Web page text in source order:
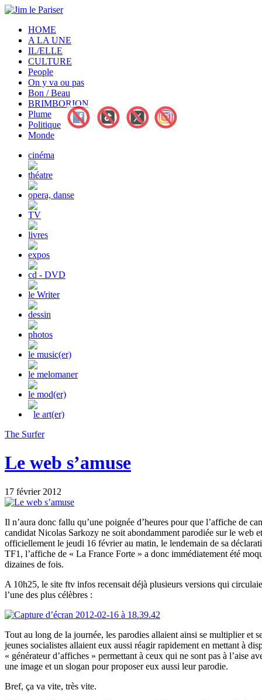
HOME
A LA UNE
IL/ELLE
CULTURE
People
On y va ou pas
Bon / Beau
BRIMBORION
Plume
Politique
Monde
cinéma
théatre
opera, danse
TV
livres
expos
cd - DVD
le Writer
dessin
photos
le music(er)
le melomaner
le mod(er)
le art(er)
The Surfer
Le web s’amuse
17 février 2012
Il n’aura donc fallu qu’une poignée d’heures pour que l’affiche de
candidat Nicolas Sarkozy ne soit abondamment parodiée sur le web
officiellement le jeudi 16 février au matin, le lendemain de sa
TF1, l’affiche de « La France Forte » a donc immédiatement été
dizaines de fois.
A 10h25, le site ftv infos recensait déjà plusieurs versions qui
l’une des plus célèbres :
Tout au long de la journée, les parodies allaient ainsi se multiplier et
jeunes socialistes allaient eux aussi réagir rapidement en mettant à
« générateur d’affiches » permettant à ceux qui ne sont pas à l’aise
une image et un slogan pour proposer eux aussi leur parodie.
Bref, ça va vite, très vite.